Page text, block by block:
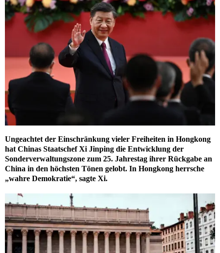
Ungeachtet der Einschränkung vieler Freiheiten in Hongkong
hat Chinas Staatschef Xi Jinping die Entwicklung der
Sonderverwaltungszone zum 25. Jahrestag ihrer Rückgabe an
China in den höchsten Tönen gelobt. In Hongkong herrsche
„wahre Demokratie“, sagte Xi.